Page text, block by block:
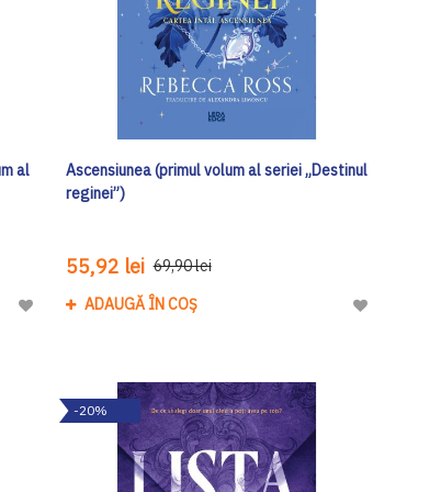
al
Adaugă
Dorinte
Ascensiunea (primul volum al seriei „Destinul
reginei”)
55,92 lei 69,90 lei
ADAUGĂ ÎN COȘ
Adaugă
-20%